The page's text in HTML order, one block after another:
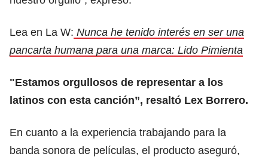
Lea en La W: Nunca he tenido interés en ser una
pancarta humana para una marca: Lido Pimienta
"Estamos orgullosos de representar a los
latinos con esta canción”, resaltó Lex Borrero.
En cuanto a la experiencia trabajando para la
banda sonora de películas, el producto aseguró,